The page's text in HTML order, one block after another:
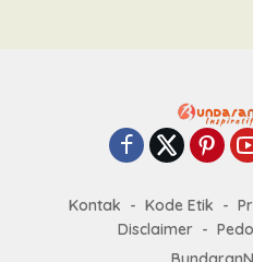
Kontak Kode Etik
Disclaimer